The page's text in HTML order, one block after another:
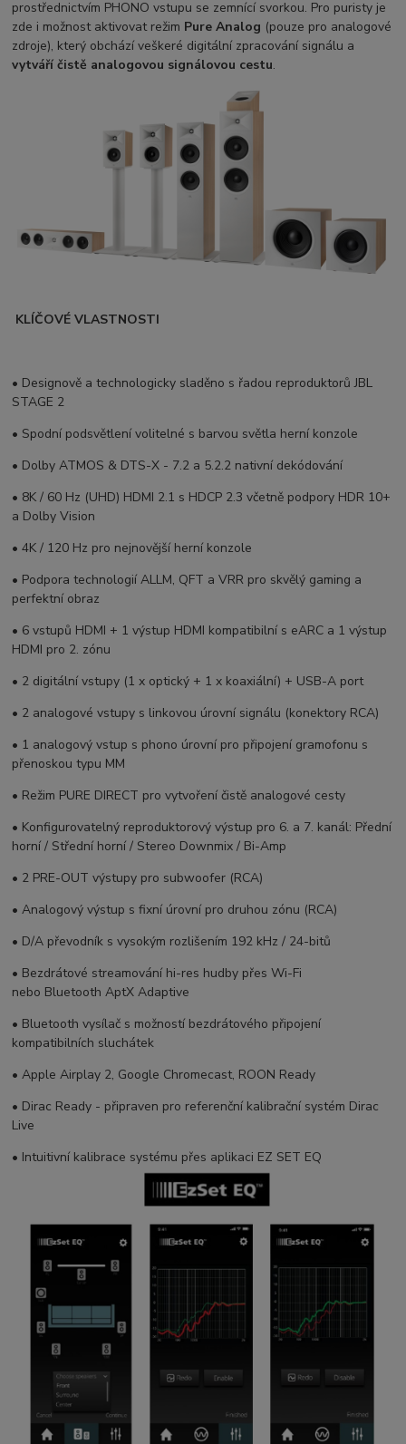
prostřednictvím PHONO vstupu se zemnící svorkou. Pro puristy je
zde i možnost aktivovat režim Pure Analog (pouze pro analogové
zdroje), který obchází veškeré digitální zpracování signálu a
vytváří čistě analogovou signálovou cestu.
KLÍČOVÉ VLASTNOSTI
• Designově a technologicky sladěno s řadou reproduktorů JBL
STAGE 2
• Spodní podsvětlení volitelné s barvou světla herní konzole
• Dolby ATMOS & DTS-X - 7.2 a 5.2.2 nativní dekódování
• 8K / 60 Hz (UHD) HDMI 2.1 s HDCP 2.3 včetně podpory HDR 10+
a Dolby Vision
• 4K / 120 Hz pro nejnovější herní konzole
• Podpora technologiíALLM, QFT a VRR pro skvělý gaming a
perfektní obraz
• 6 vstupů HDMI + 1 výstup HDMI kompatibilní s eARC a 1 výstup
HDMI pro 2. zónu
• 2 digitální vstupy (1 x optický + 1 x koaxiální) + USB-A port
• 2 analogové vstupy s linkovou úrovní signálu (konektory RCA)
• 1 analogový vstup s phono úrovní pro připojení gramofonu s
přenoskou typu MM
• Režim PURE DIRECT pro vytvoření čistě analogové cesty
• Konfigurovatelný reproduktorový výstup pro 6. a 7. kanál: Přední
horní / Střední horní / Stereo Downmix / Bi-Amp
• 2 PRE-OUT výstupy pro subwoofer (RCA)
• Analogový výstup s fixní úrovní pro druhou zónu (RCA)
• D/A převodník s vysokým rozlišením 192 kHz / 24-bitů
• Bezdrátové streamování hi-res hudby přes Wi-Fi
nebo Bluetooth AptX Adaptive
• Bluetooth vysílač s možností bezdrátového připojení
kompatibilních sluchátek
• Apple Airplay 2, Google Chromecast, ROON Ready
• Dirac Ready - připraven pro referenční kalibrační systém Dirac
Live
• Intuitivní kalibrace systému přes aplikaci EZ SET EQ